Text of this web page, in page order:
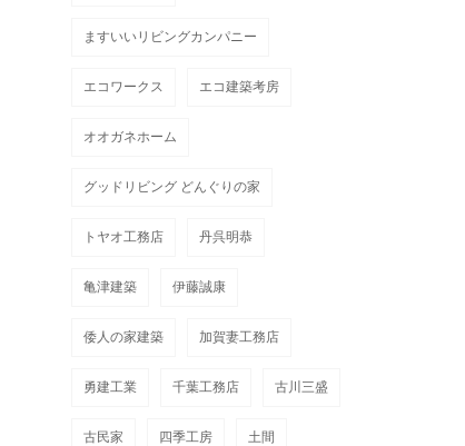
ますいいリビングカンパニー
エコワークス エコ建築考房
オオガネホーム
グッドリビング どんぐりの家
トヤオ工務店 丹呉明恭
亀津建築 伊藤誠康
倭人の家建築 加賀妻工務店
勇建工業 千葉工務店 古川三盛
古民家 四季工房 土間